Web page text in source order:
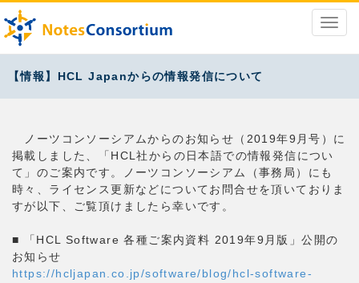
【情報】HCL Japanからの情報発信について
ノーツコンソーシアムからのお知らせ（2019年9月号）に
掲載しました、「HCL社からの日本語での情報発信につい
て」のご案内です。ノーツコンソーシアム（事務局）にも
時々、ライセンス更新などについてお問合せを頂いておりま
すが以下、ご覧頂けましたら幸いです。
■ 「HCL Software 各種ご案内資料 2019年9月版」公開の
お知らせ
https://hcljapan.co.jp/software/blog/hcl-software-